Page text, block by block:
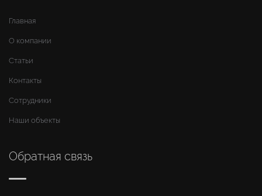
Главная
О компании
Статьи
Контакты
Сотрудники
Наши объекты
Обратная связь